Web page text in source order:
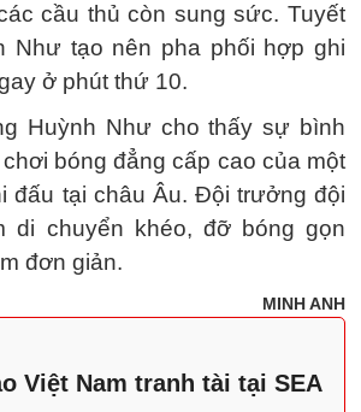
cầu thủ còn sung sức. Tuyết
Như tạo nên pha phối hợp ghi
ở phút thứ 10.
Huỳnh Như cho thấy sự bình
bóng đẳng cấp cao của một
đấu tại châu Âu. Đội trưởng đội
di chuyển khéo, đỡ bóng gọn
đơn giản.
MINH ANH
Việt Nam tranh tài tại SEA